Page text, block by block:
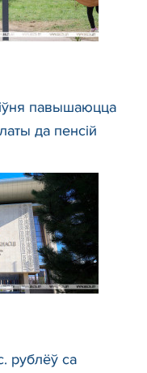
павышаюцца
да пенсій
рублёў са